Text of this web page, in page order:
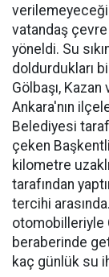
vatandaş
yöneldi. Su
doldurdukları
Gölbaşı,
Ankara'nın
Belediyesi
çeken
kilometre
tarafından
tercihi
otomobilleriyle
beraberinde
kaç günlük su